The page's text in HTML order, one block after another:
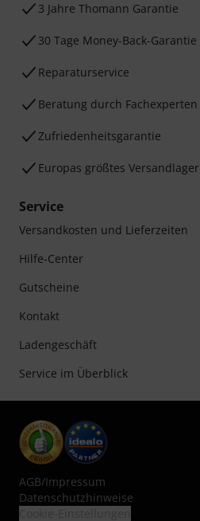
3 Jahre Thomann Garantie
30 Tage Money-Back-Garantie
Reparaturservice
Beratung durch Fachexperten
Zufriedenheitsgarantie
Europas größtes Versandlager
Service
Versandkosten und Lieferzeiten
Hilfe-Center
Gutscheine
Kontakt
Ladengeschäft
Service im Überblick
AGB/Impressum
Datenschutzhinweise